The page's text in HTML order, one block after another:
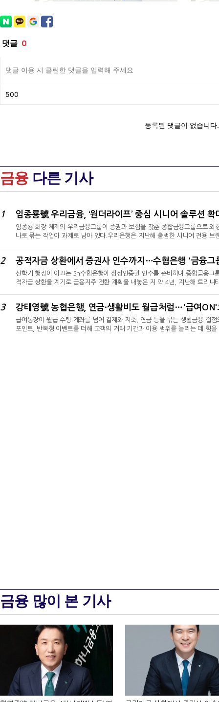
금융 다른 기사
1
임종룡 회장 체제의 우리금융그룹이 증권과 보험을 갖춘 종합금융그룹으로
나로 묶는 작업이 과제로 남아 있다.우리은행은 지난해 출범한 시니어 전용 브
은행의 고객 기반과 보험사의 건강·간병 역량, 증권사의 자산운용 기능을 하나
2
신학기 행장이 이끄는 Sh수협은행이 상상인증권 인수를 준비하며 종합금융
적자금 상환을 계기로 금융지주 전환 계획을 내놓은 지 약 4년, 지난해 트리
별 증권사 매입을 넘어 2022년부터 이어져 온 수협의 금융지주 구상을 다시
3
급여통장이 월급 수령 계좌를 넘어 결제와 저축, 연금 등을 묶는 생활금융 접
포인트, 반복형 이벤트를 더해 고객의 거래 기간과 이용 범위를 늘리는 데 힘
금융 많이 본 기사